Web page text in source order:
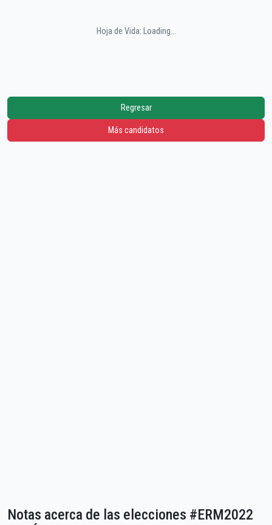
Hoja de Vida: Loading...
Regresar
Más candidatos
Notas acerca de las elecciones #ERM2022